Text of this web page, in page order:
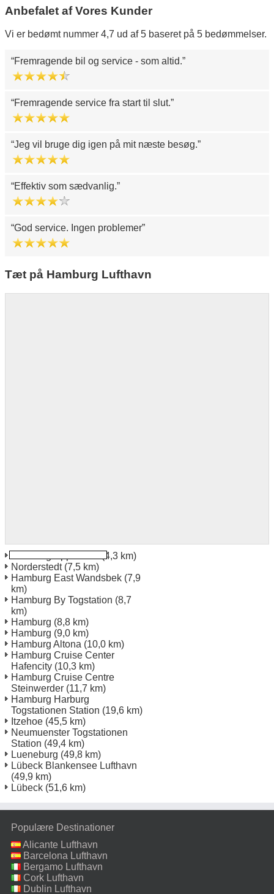
Anbefalet af Vores Kunder
Vi er bedømt nummer 4,7 ud af 5 baseret på 5 bedømmelser.
Fremragende bil og service - som altid.
Fremragende service fra start til slut.
Jeg vil bruge dig igen på mit næste besøg.
Effektiv som sædvanlig.
God service. Ingen problemer
Tæt på Hamburg Lufthavn
(4,3 km)
Norderstedt(7,5 km)
Hamburg East Wandsbek (7,9
km)
Hamburg By Togstation (8,7
km)
Hamburg (8,8 km)
Hamburg (9,0 km)
Hamburg Altona (10,0 km)
Hamburg Cruise Center
Hafencity (10,3 km)
Hamburg Cruise Centre
Steinwerder (11,7 km)
Hamburg Harburg
Togstationen Station (19,6 km)
Itzehoe (45,5 km)
Neumuenster Togstationen
Station (49,4 km)
Lueneburg (49,8 km)
Lübeck Blankensee Lufthavn
(49,9 km)
Lübeck (51,6 km)
Populære Destinationer
Alicante Lufthavn
Barcelona Lufthavn
Bergamo Lufthavn
Cork Lufthavn
Dublin Lufthavn